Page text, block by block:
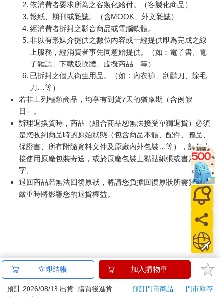
依消費者要求所為之客製化給付。（客製化商品）
報紙、期刊或雜誌。（含MOOK、外文雜誌）
經消費者拆封之影音商品或電腦軟體。
非以有形媒介提供之數位內容或一經提供即為完成之線
上服務，經消費者事先同意始提供。（如：電子書、電
子雜誌、下載版軟體、虛擬商品…等）
已拆封之個人衛生用品。（如：內衣褲、刮鬍刀、除毛
刀…等）
若非上列種類商品，均享有到貨7天的猶豫期（含例假
日）。
辦理退換貨時，商品（組合商品恕無法接受單獨退貨）必須
是您收到商品時的原始狀態（包含商品本體、配件、贈品、
保證書、所有附隨資料文件及原廠內外包裝…等），請勿直
接使用原廠包裝寄送，或於原廠包裝上黏貼紙張或書寫文
字。
退回商品若無法回復原狀，將請您負擔回復原狀所需費用，
嚴重時將影響您的退貨權益。
立即結帳 加入購物車
預計 2026/08/13 出貨 購買後進貨 預訂門市商品
門市庫存